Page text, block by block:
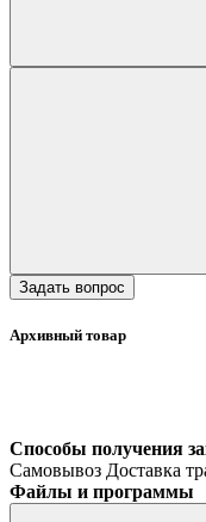
Задать вопрос
Архивный товар
Способы получения
Самовывоз Доставка
Файлы и программы